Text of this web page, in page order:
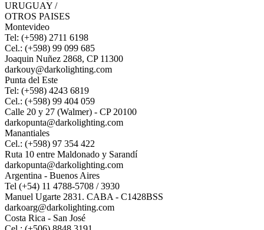
URUGUAY /
OTROS PAISES
Montevideo
Tel: (+598) 2711 6198
Cel.: (+598) 99 099 685
Joaquin Nuñez 2868, CP 11300
darkouy@darkolighting.com
Punta del Este
Tel: (+598) 4243 6819
Cel.: (+598) 99 404 059
Calle 20 y 27 (Walmer) - CP 20100
darkopunta@darkolighting.com
Manantiales
Cel.: (+598) 97 354 422
Ruta 10 entre Maldonado y Sarandí
darkopunta@darkolighting.com
Argentina - Buenos Aires
Tel (+54) 11 4788-5708 / 3930
Manuel Ugarte 2831. CABA - C1428BSS
darkoarg@darkolighting.com
Costa Rica - San José